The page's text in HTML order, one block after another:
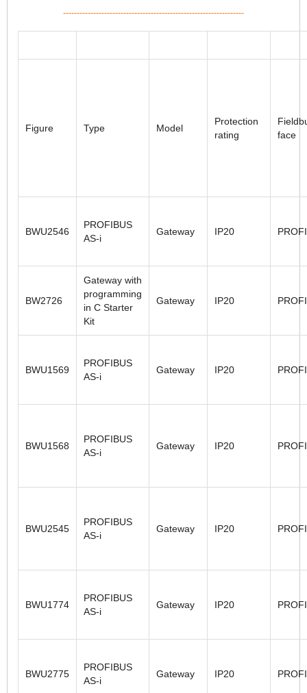
------------------------------------------------------------------
Fig­ure Type Model
Pro­tec­tion
rat­ing
face
BWU2546
PROFIBUS
AS-i
Gateway IP20
BW2726
Gateway with
programming
in C Starter
Kit
Gateway IP20
BWU1569
PROFIBUS
AS-i
Gateway IP20
BWU1568
PROFIBUS
AS-i
Gateway IP20
BWU2545
PROFIBUS
AS-i
Gateway IP20
BWU1774
PROFIBUS
AS-i
Gateway IP20
BWU2775
PROFIBUS
AS-i
Gateway IP20